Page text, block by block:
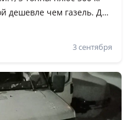
дешевле чем газель. Двс
простой евро 4.
грузовой отсек.
за глаза. Расход
5, 5-6 литров. ТО
Масло меняю каждые 12
Кондиционер спасает
морозов.
3 сентября